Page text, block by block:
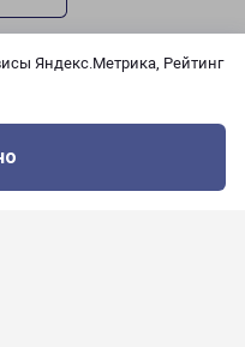
Яндекс.Метрика, Рейтинг